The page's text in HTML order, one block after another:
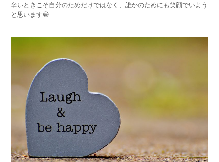
辛いときこそ自分のためだけではなく、誰かのためにも笑顔でいよう
と思います😁